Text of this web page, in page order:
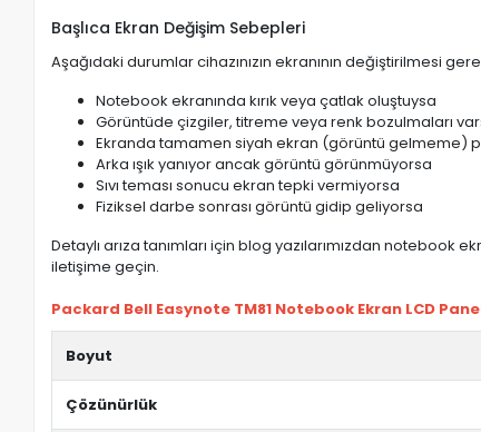
Başlıca Ekran Değişim Sebepleri
Aşağıdaki durumlar cihazınızın ekranının değiştirilmesi
Notebook ekranında kırık veya çatlak oluştuysa
Görüntüde çizgiler, titreme veya renk bozulmaları
Ekranda tamamen siyah ekran (görüntü gelmeme)
Arka ışık yanıyor ancak görüntü görünmüyorsa
Sıvı teması sonucu ekran tepki vermiyorsa
Fiziksel darbe sonrası görüntü gidip geliyorsa
Detaylı arıza tanımları için blog yazılarımızdan
iletişime geçin.
Packard Bell Easynote TM81 Notebook Ekran LCD
Boyut
Çözünürlük